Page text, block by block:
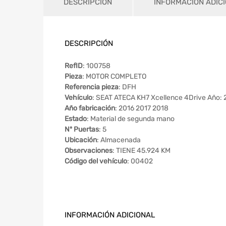
DESCRIPCIÓN INFORMACIÓN
DESCRIPCIÓN
RefID: 100758
Pieza: MOTOR COMPLETO
Referencia pieza: DFH
Vehículo: SEAT ATECA KH7 Xcellence 4Drive Año:
Año fabricación: 2016 2017 2018
Estado: Material de segunda mano
Nº Puertas: 5
Ubicación: Almacenada
Observaciones: TIENE 45.924 KM
Código del vehículo: 00402
INFORMACIÓN ADICIONAL